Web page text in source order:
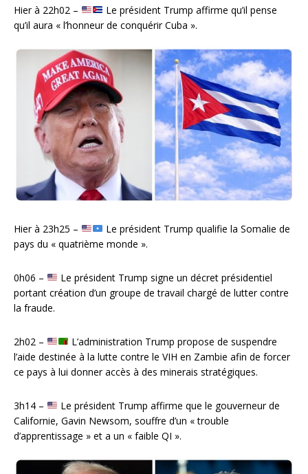
Hier à 22h02 –
Le président Trump affirme qu’il pense
qu’il aura « l’honneur de conquérir Cuba ».
Hier à 23h25 –
Le président Trump qualifie la Somalie de
pays du « quatrième monde ».
0h06 –
Le président Trump signe un décret présidentiel
portant création d’un groupe de travail chargé de lutter contre
la fraude.
2h02 –
L’administration Trump propose de suspendre
l’aide destinée à la lutte contre le VIH en Zambie afin de forcer
ce pays à lui donner accès à des minerais stratégiques.
3h14 –
Le président Trump affirme que le gouverneur de
Californie, Gavin Newsom, souffre d’un « trouble
d’apprentissage » et a un « faible QI ».